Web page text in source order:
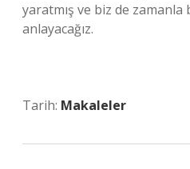
yaratmış ve biz de
anlayacağız.
Tarih: Makaleler